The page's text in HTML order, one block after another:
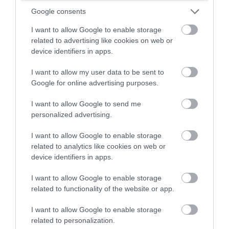
Google consents
I want to allow Google to enable storage
related to advertising like cookies on web or
device identifiers in apps.
I want to allow my user data to be sent to
Google for online advertising purposes.
I want to allow Google to send me
personalized advertising.
I want to allow Google to enable storage
related to analytics like cookies on web or
device identifiers in apps.
I want to allow Google to enable storage
related to functionality of the website or app.
I want to allow Google to enable storage
related to personalization.
Ακολουθήστε το evima.gr στο
Google News
Διαβάστε όλες τιςειδήσεις για την Εύβοια
Διαβάστε όλες τιςτελευταίες ειδήσεις
TAGS: ΒΑΛΕΝΘΙΑ ΠΑΝΑΘΗΝΑΙΚΟΣ
ΡΟΗ ΕΙΔΗΣΕΩΝ
μέτωπο – Παραμένουν ισχυρές
δυνάμεις της Πυροσβεστικής
07.08.2026 | 00:10
Φωτιά στη Σκύρο: Δύσκολη νύχτα
για την Καλαμίτσα – Νέες εικόνες
06.08.2026 | 22:04